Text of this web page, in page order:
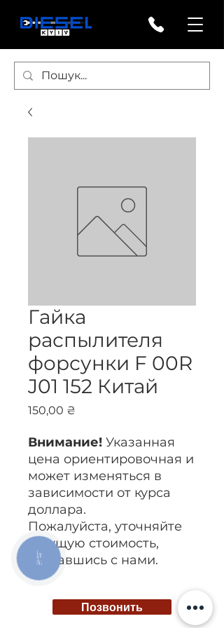
Гайка
распылителя
форсунки F 00R
J01 152 Китай
150,00 ₴
Внимание! Указанная
цена ориентировочная и
может изменяться в
зависимости от курса
доллара.
Пожалуйста, уточняйте
текущую стоимость,
связавшись с нами.
Позвонить
КНОПКА
ЗВ'ЯЗКУ